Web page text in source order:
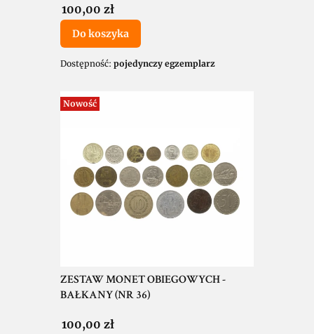
Cena
100,00 zł
Do koszyka
Dostępność: pojedynczy egzemplarz
Nowość
ZESTAW MONET OBIEGOWYCH -
BAŁKANY (NR 36)
Cena
100,00 zł